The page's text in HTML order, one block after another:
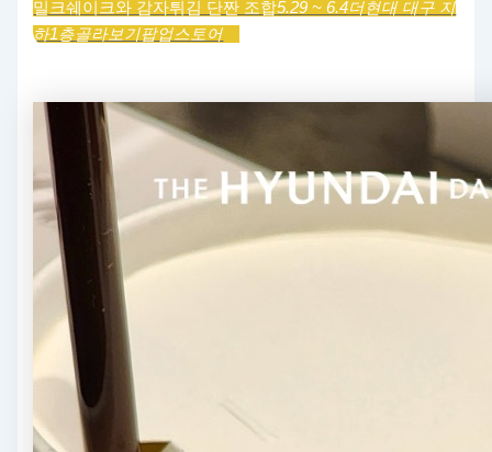
밀크쉐이크와 감자튀김 단짠 조합5.29 ~ 6.4더현대 대구 지
하1층골라보기팝업스토어